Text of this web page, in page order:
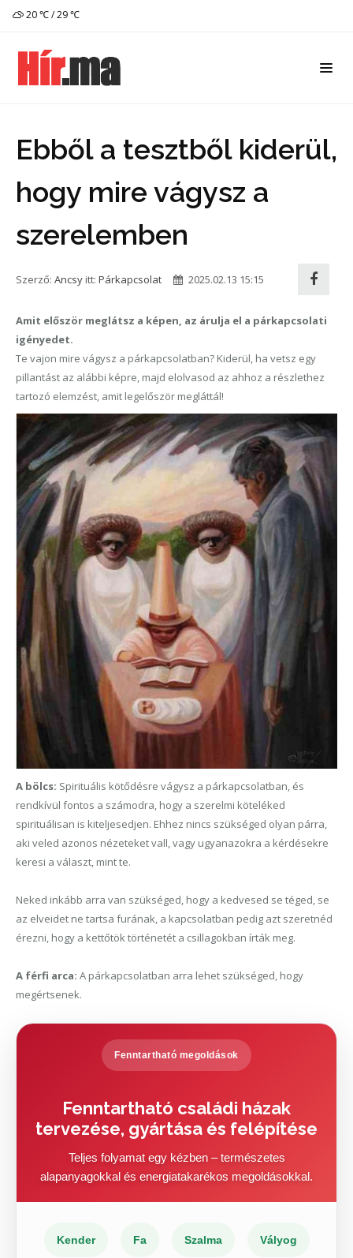
20 ℃ / 29 ℃
Ebből a tesztből kiderül,
hogy mire vágysz a
szerelemben
Szerző: Ancsy itt: Párkapcsolat 2025.02.13 15:15
Amit először meglátsz a képen, az árulja el a párkapcsolati
igényedet.
Te vajon mire vágysz a párkapcsolatban? Kiderül, ha vetsz egy
pillantást az alábbi képre, majd elolvasod az ahhoz a részlethez
tartozó elemzést, amit legelőször megláttál!
A bölcs: Spirituális kötődésre vágysz a párkapcsolatban, és
rendkívül fontos a számodra, hogy a szerelmi köteléked
spirituálisan is kiteljesedjen. Ehhez nincs szükséged olyan párra,
aki veled azonos nézeteket vall, vagy ugyanazokra a kérdésekre
keresi a választ, mint te.
Neked inkább arra van szükséged, hogy a kedvesed se téged, se
az elveidet ne tartsa furának, a kapcsolatban pedig azt szeretnéd
érezni, hogy a kettőtök történetét a csillagokban írták meg.
A férfi arca: A párkapcsolatban arra lehet szükséged, hogy
megértsenek.
Fenntartható megoldások
Fenntartható családi házak
tervezése, gyártása és felépítése
Teljes folyamat egy kézben – természetes
alapanyagokkal és energiatakarékos megoldásokkal.
Kender Fa Szalma Vályog